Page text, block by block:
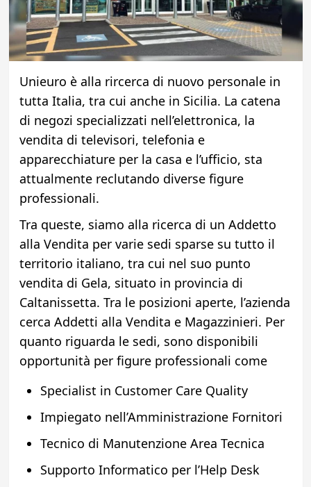
Unieuro è alla rircerca di nuovo personale in
tutta Italia, tra cui anche in Sicilia. La catena
di negozi specializzati nell’elettronica, la
vendita di televisori, telefonia e
apparecchiature per la casa e l’ufficio, sta
attualmente reclutando diverse figure
professionali.
Tra queste, siamo alla ricerca di un Addetto
alla Vendita per varie sedi sparse su tutto il
territorio italiano, tra cui nel suo punto
vendita di Gela, situato in provincia di
Caltanissetta. Tra le posizioni aperte, l’azienda
cerca Addetti alla Vendita e Magazzinieri. Per
quanto riguarda le sedi, sono disponibili
opportunità per figure professionali come
Specialist in Customer Care Quality
Impiegato nell’Amministrazione Fornitori
Tecnico di Manutenzione Area Tecnica
Supporto Informatico per l’Help Desk